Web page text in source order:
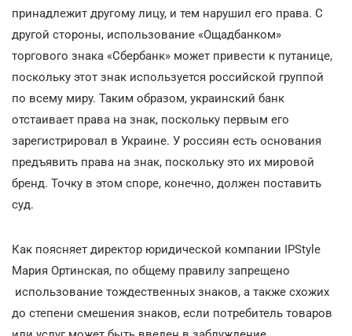
принадлежит другому лицу, и тем нарушил его права. С
другой стороны, использование «Ощадбанком»
торгового знака «Сбербанк» может привести к путанице,
поскольку этот знак используется российской группой
по всему миру. Таким образом, украинский банк
отстаивает права на знак, поскольку первым его
зарегистрировал в Украине. У россиян есть основания
предъявить права на знак, поскольку это их мировой
бренд. Точку в этом споре, конечно, должен поставить
суд.
Как поясняет директор юридической компании IPStyle
Мария Ортинская, по общему правилу запрещено
использование тождественных знаков, а также схожих
до степени смешения знаков, если потребитель товаров